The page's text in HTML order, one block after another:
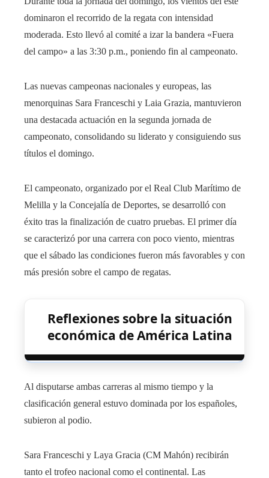
dominaron el recorrido de la regata con intensidad
moderada. Esto llevó al comité a izar la bandera «Fuera
del campo» a las 3:30 p.m., poniendo fin al campeonato.
Las nuevas campeonas nacionales y europeas, las
menorquinas Sara Franceschi y Laia Grazia, mantuvieron
una destacada actuación en la segunda jornada de
campeonato, consolidando su liderato y consiguiendo sus
títulos el domingo.
El campeonato, organizado por el Real Club Marítimo de
Melilla y la Concejalía de Deportes, se desarrolló con
éxito tras la finalización de cuatro pruebas. El primer día
se caracterizó por una carrera con poco viento, mientras
que el sábado las condiciones fueron más favorables y con
más presión sobre el campo de regatas.
Reflexiones sobre la situación
económica de América Latina
Al disputarse ambas carreras al mismo tiempo y la
clasificación general estuvo dominada por los españoles,
subieron al podio.
Sara Franceschi y Laya Gracia (CM Mahón) recibirán
tanto el trofeo nacional como el continental. Las